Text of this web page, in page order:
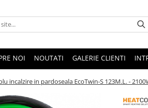
NOI NOUTATI GALERIE CLIENTI
incalzire in pardoseala EcoTwin-S 123M.L. -